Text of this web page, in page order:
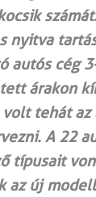
nyitva
autós cég
árakon
tehát az
A 22
típusait
az új